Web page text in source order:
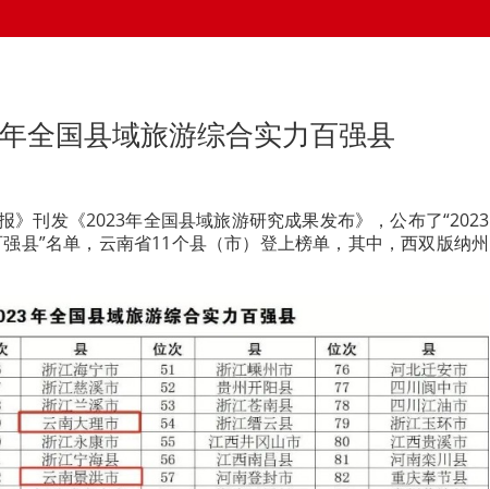
全国县域旅游综合实力百强县
》刊发《2023年全国县域旅游研究成果发布》，公布了“2023
县”名单，云南省11个县（市）登上榜单，其中，西双版纳州